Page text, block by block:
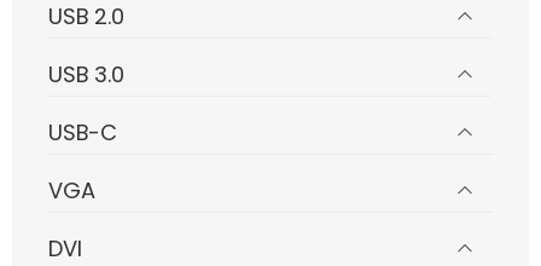
USB 2.0
USB 3.0
USB-C
VGA
DVI